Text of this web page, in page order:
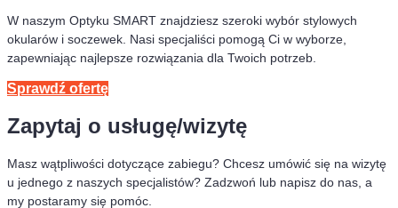
W naszym Optyku SMART znajdziesz szeroki wybór stylowych
okularów i soczewek. Nasi specjaliści pomogą Ci w wyborze,
zapewniając najlepsze rozwiązania dla Twoich potrzeb.
Sprawdź ofertę
Zapytaj o usługę/wizytę
Masz wątpliwości dotyczące zabiegu? Chcesz umówić się na wizytę
u jednego z naszych specjalistów? Zadzwoń lub napisz do nas, a
my postaramy się pomóc.